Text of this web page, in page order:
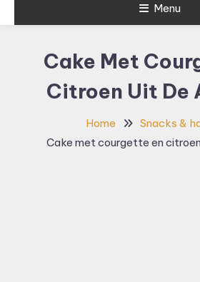
Menu
Cake Met
Citroen Uit De
Home
Snacks &
Cake met courgette en